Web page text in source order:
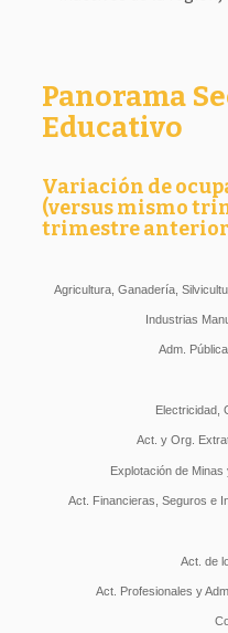
Panorama
Educativo
Variación de
(versus mismo
trimestre
Agricultura, Ganadería,
Industrias
Adm.
Electricidad,
Act. y Org.
Explotación de Minas
Act. Financieras, Seguros e
Act. de
Act. Profesionales y